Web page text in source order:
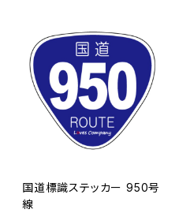
国道標識ステッカー 950号
線